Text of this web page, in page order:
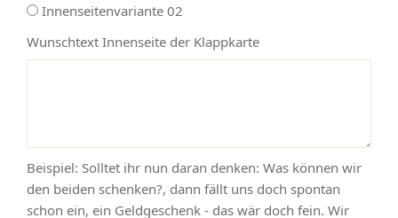
Innenseitenvariante 02
Wunschtext Innenseite der Klappkarte
Beispiel: Solltet ihr nun daran denken: Was können wir
den beiden schenken?, dann fällt uns doch spontan
schon ein, ein Geldgeschenk - das wär doch fein. Wir